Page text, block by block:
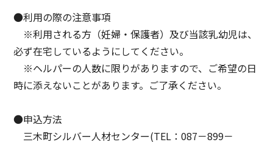
●利用の際の注意事項
※利用される方（妊婦・保護者）及び当該乳幼児は、
必ず在宅しているようにしてください。
※ヘルパーの人数に限りがありますので、ご希望の日
時に添えないことがあります。ご了承ください。
●申込方法
三木町シルバー人材センター(TEL：087－899－